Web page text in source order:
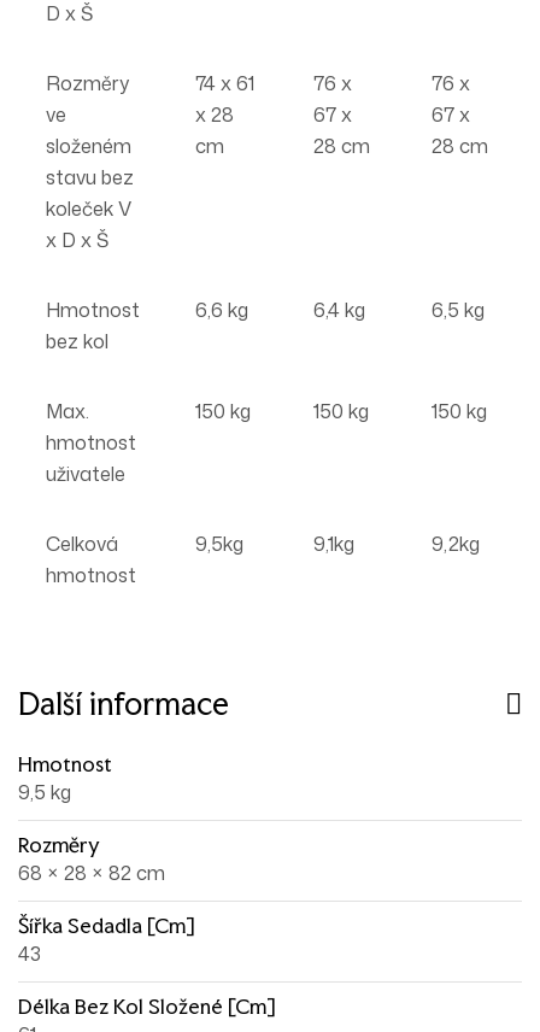
D x Š
Rozměry
ve
složeném
stavu bez
koleček V
x D x Š
74 x 61
x 28
cm
76 x
67 x
28 cm
76 x
67 x
28 cm
Hmotnost
bez kol
6,6 kg 6,4 kg 6,5 kg
Max.
hmotnost
uživatele
150 kg 150 kg 150 kg
Celková
hmotnost
9,5kg 9,1kg 9,2kg
Další informace
Hmotnost
9,5 kg
Rozměry
68 × 28 × 82 cm
Šířka Sedadla [cm]
43
Délka Bez Kol Složené [cm]